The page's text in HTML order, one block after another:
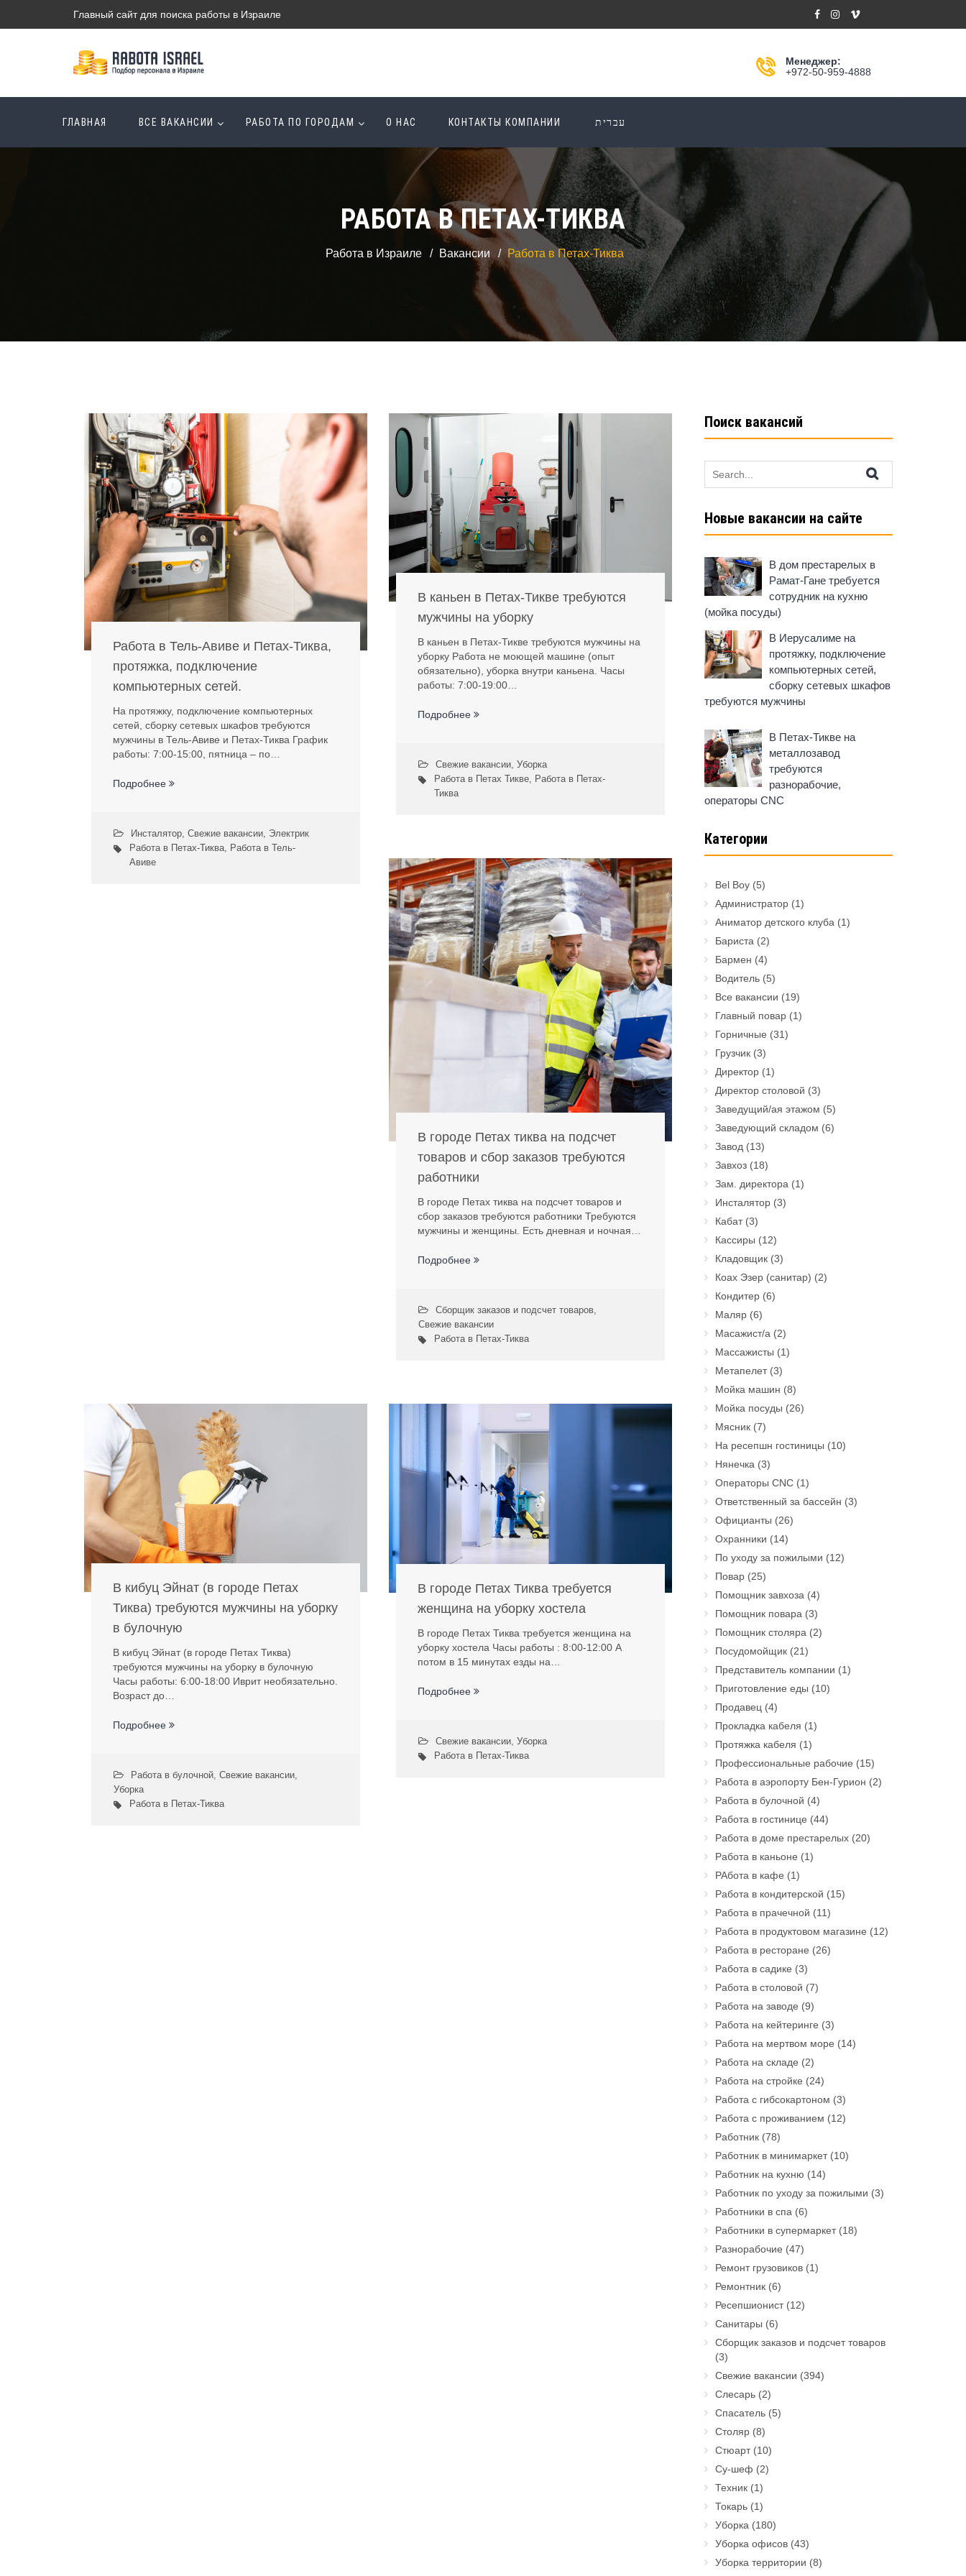
Главный сайт для поиска работы в Израиле
Менеджер:
+972-50-959-4888
ГЛАВНАЯ ВСЕ ВАКАНСИИ РАБОТА ПО ГОРОДАМ О НАС КОНТАКТЫ КОМПАНИИ עברית
РАБОТА В ПЕТАХ-ТИКВА
Работа в Израиле Вакансии Работа в Петах-Тиква
Работа в Тель-Авиве и Петах-Тиква,
протяжка, подключение
компьютерных сетей.
На протяжку, подключение компьютерных
сетей, сборку сетевых шкафов требуются
мужчины в Тель-Авиве и Петах-Тиква График
работы: 7:00-15:00, пятница – по…
Подробнее
Инсталятор, Свежие вакансии, Электрик
Работа в Петах-Тиква, Работа в Тель-
Авиве
В каньен в Петах-Тикве требуются
мужчины на уборку
В каньен в Петах-Тикве требуются мужчины на
уборку Работа не моющей машине (опыт
обязательно), уборка внутри каньена. Часы
работы: 7:00-19:00…
Подробнее
Свежие вакансии, Уборка
Работа в Петах Тикве, Работа в Петах-
Тиква
В городе Петах тиква на подсчет
товаров и сбор заказов требуются
работники
В городе Петах тиква на подсчет товаров и
сбор заказов требуются работники Требуются
мужчины и женщины. Есть дневная и ночная…
Подробнее
Сборщик заказов и подсчет товаров,
Свежие вакансии
Работа в Петах-Тиква
В кибуц Эйнат (в городе Петах
Тиква) требуются мужчины на уборку
в булочную
В кибуц Эйнат (в городе Петах Тиква)
требуются мужчины на уборку в булочную
Часы работы: 6:00-18:00 Иврит необязательно.
Возраст до…
Подробнее
Работа в булочной, Свежие вакансии,
Уборка
Работа в Петах-Тиква
В городе Петах Тиква требуется
женщина на уборку хостела
В городе Петах Тиква требуется женщина на
уборку хостела Часы работы : 8:00-12:00 А
потом в 15 минутах езды на…
Подробнее
Свежие вакансии, Уборка
Работа в Петах-Тиква
Поиск вакансий
for:
Новые вакансии на сайте
В дом престарелых в
Рамат-Гане требуется
сотрудник на кухню
(мойка посуды)
В Иерусалиме на
протяжку, подключение
компьютерных сетей,
сборку сетевых шкафов
требуются мужчины
В Петах-Тикве на
металлозавод
требуются
разнорабочие,
операторы CNC
Категории
Bel Boy(5)
Администратор(1)
Аниматор детского клуба (1)
Бариста (2)
Бармен (4)
Водитель(5)
Все вакансии (19)
Главный повар(1)
Горничные (31)
Грузчик(3)
Директор(1)
Директор столовой (3)
Заведущий/ая этажом (5)
Заведующий складом (6)
Завод (13)
Завхоз(18)
Зам. директора (1)
Инсталятор(3)
Кабат(3)
Кассиры (12)
Кладовщик(3)
Коах Эзер (санитар) (2)
Кондитер(6)
Маляр(6)
Масажист/а (2)
Массажисты (1)
Метапелет(3)
Мойка машин (8)
Мойка посуды (26)
Мясник(7)
На ресепшн гостиницы (10)
Нянечка (3)
Операторы CNC(1)
Ответственный за бассейн (3)
Официанты (26)
Охранники (14)
По уходу за пожилыми (12)
Повар(25)
Помощник завхоза (4)
Помощник повара (3)
Помощник столяра (2)
Посудомойщик(21)
Представитель компании (1)
Приготовление еды (10)
Продавец (4)
Прокладка кабеля (1)
Протяжка кабеля (1)
Профессиональные рабочие (15)
Работа в аэропорту Бен-Гурион (2)
Работа в булочной (4)
Работа в гостинице (44)
Работа в доме престарелых(20)
Работа в каньоне (1)
РАбота в кафе (1)
Работа в кондитерской (15)
Работа в прачечной (11)
Работа в продуктовом магазине (12)
Работа в ресторане (26)
Работа в садике (3)
Работа в столовой (7)
Работа на заводе (9)
Работа на кейтеринге (3)
Работа на мертвом море (14)
Работа на складе (2)
Работа на стройке (24)
Работа с гибсокартоном (3)
Работа с проживанием (12)
Работник(78)
Работник в минимаркет(10)
Работник на кухню (14)
Работник по уходу за пожилыми (3)
Работники в спа (6)
Работники в супермаркет(18)
Разнорабочие (47)
Ремонт грузовиков(1)
Ремонтник(6)
Ресепшионист(12)
Санитары (6)
Сборщик заказов и подсчет товаров
(3)
Свежие вакансии (394)
Слесарь(2)
Спасатель(5)
Столяр(8)
Стюарт(10)
Су-шеф (2)
Техник(1)
Токарь(1)
Уборка (180)
Уборка офисов(43)
Уборка территории (8)